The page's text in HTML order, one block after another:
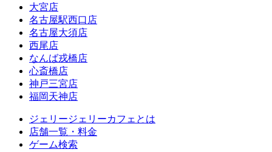
大宮店
名古屋駅西口店
名古屋大須店
西尾店
なんば戎橋店
心斎橋店
神戸三宮店
福岡天神店
ジェリージェリーカフェとは
店舗一覧・料金
ゲーム検索